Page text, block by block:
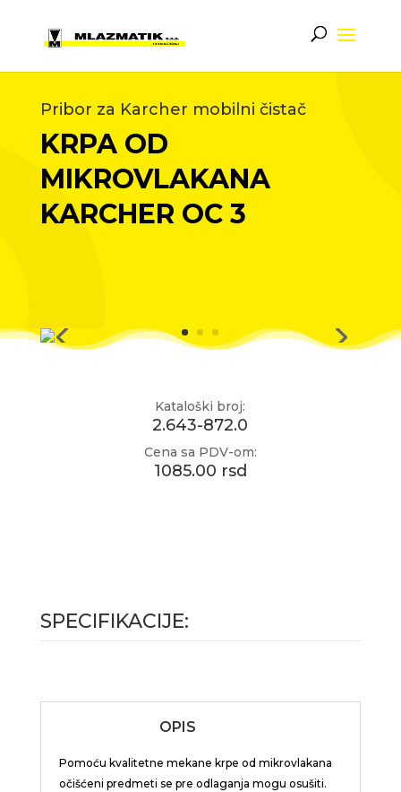
Pribor za Karcher mobilni čistač
KRPA OD
MIKROVLAKANA
KARCHER OC 3
Kataloški broj:
2.643-872.0
Cena sa PDV-om:
1085.00 rsd
SPECIFIKACIJE:
OPIS
Pomoću kvalitetne mekane krpe od mikrovlakana
očišćeni predmeti se pre odlaganja mogu osušiti.